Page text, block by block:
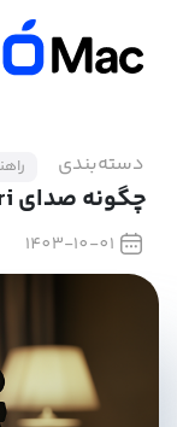
دسته‌بندی
چگونه صدای Siri در مک را تغییر دهیم؟
1403-10-01